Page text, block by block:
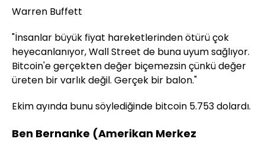
Warren Buffett
"İnsanlar büyük fiyat hareketlerinden ötürü çok
heyecanlanıyor, Wall Street de buna uyum sağlıyor.
Bitcoin'e gerçekten değer biçemezsin çünkü değer
üreten bir varlık değil. Gerçek bir balon."
Ekim ayında bunu söylediğinde bitcoin 5.753 dolardı.
Ben Bernanke (Amerikan Merkez